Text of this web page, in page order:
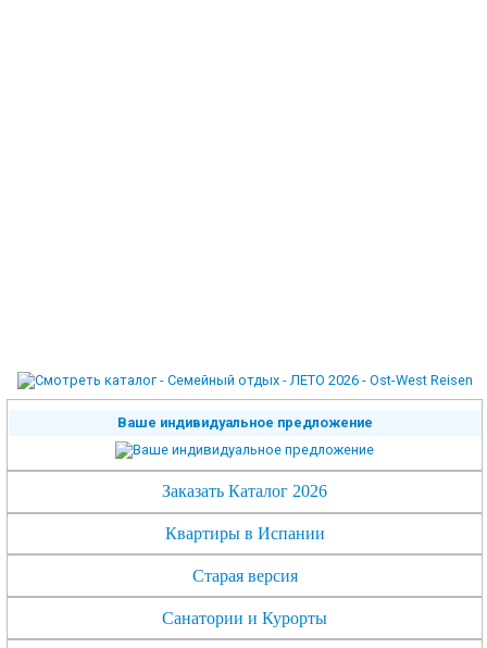
Ваше индивидуальное предложение
Заказать Каталог 2026
Квартиры в Испании
Старая версия
Санатории и Курорты